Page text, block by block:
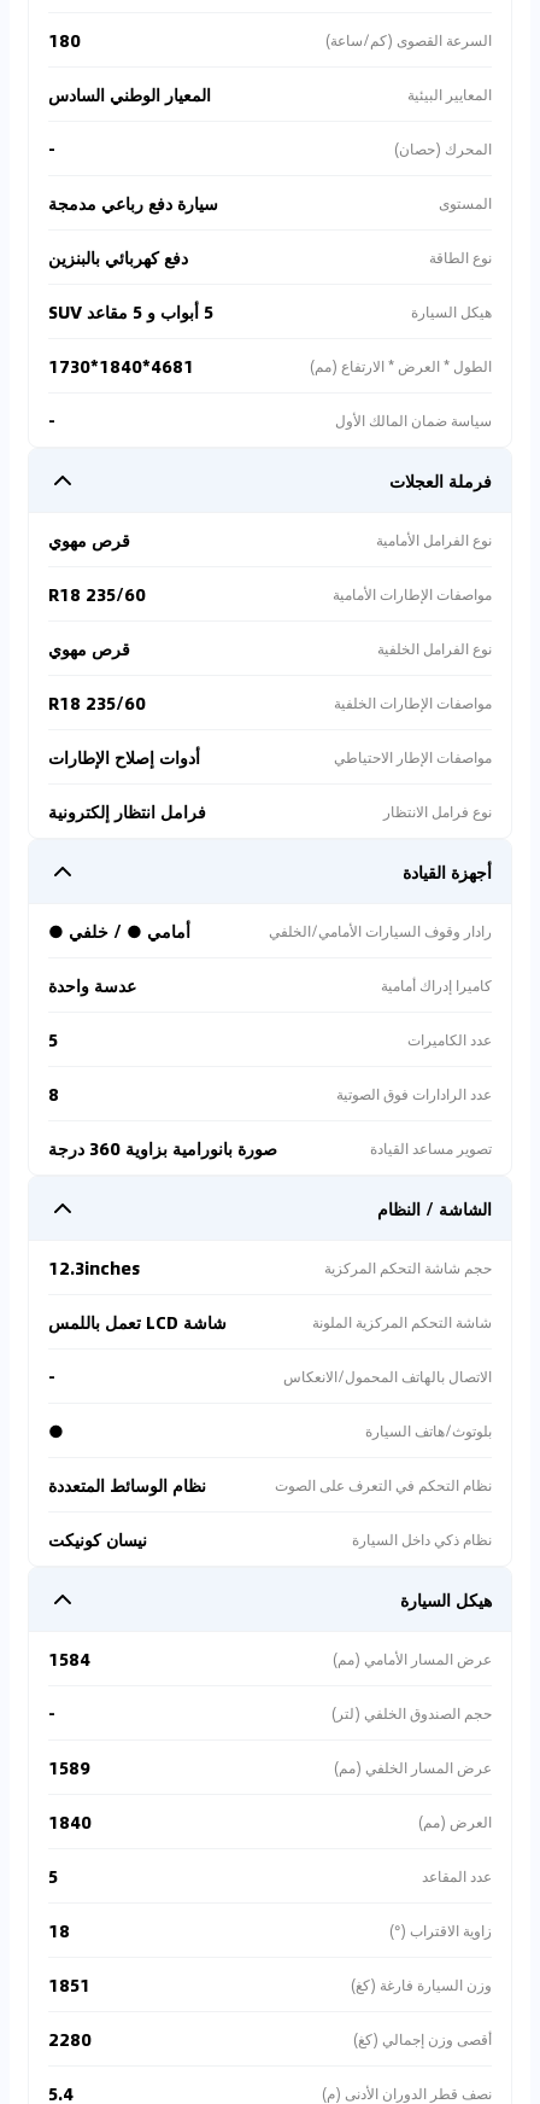
السرعة القصوى (كم/ساعة) 180
المعايير البيئية المعيار الوطني السادس
المحرك (حصان) -
المستوى سيارة دفع رباعي مدمجة
نوع الطاقة دفع كهربائي بالبنزين
هيكل السيارة 5 أبواب و 5 مقاعد SUV
الطول * العرض * الارتفاع (مم) 4681*1840*1730
سياسة ضمان المالك الأول -
فرملة العجلات
نوع الفرامل الأمامية قرص مهوي
مواصفات الإطارات الأمامية 235/60 R18
نوع الفرامل الخلفية قرص مهوي
مواصفات الإطارات الخلفية 235/60 R18
مواصفات الإطار الاحتياطي أدوات إصلاح الإطارات
نوع فرامل الانتظار فرامل انتظار إلكترونية
أجهزة القيادة
رادار وقوف السيارات الأمامي/الخلفي أمامي ● / خلفي ●
كاميرا إدراك أمامية عدسة واحدة
عدد الكاميرات 5
عدد الرادارات فوق الصوتية 8
تصوير مساعد القيادة صورة بانورامية بزاوية 360 درجة
الشاشة / النظام
حجم شاشة التحكم المركزية 12.3inches
شاشة التحكم المركزية الملونة شاشة LCD تعمل باللمس
الاتصال بالهاتف المحمول/الانعكاس -
بلوتوث/هاتف السيارة ●
نظام التحكم في التعرف على الصوت نظام الوسائط المتعددة
نظام ذكي داخل السيارة نيسان كونيكت
هيكل السيارة
عرض المسار الأمامي (مم) 1584
حجم الصندوق الخلفي (لتر) -
عرض المسار الخلفي (مم) 1589
العرض (مم) 1840
عدد المقاعد 5
زاوية الاقتراب (°) 18
وزن السيارة فارغة (كغ) 1851
أقصى وزن إجمالي (كغ) 2280
نصف قطر الدوران الأدنى (م) 5.4